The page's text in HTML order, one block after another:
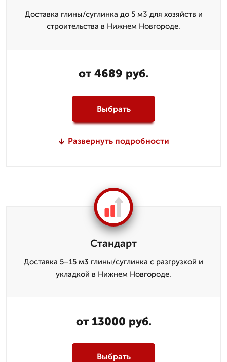
Доставка глины/суглинка до 5 м3 для хозяйств и
строительства в Нижнем Новгороде.
от 4689 руб.
Выбрать
Развернуть подробности
Стандарт
Доставка 5–15 м3 глины/суглинка с разгрузкой и
укладкой в Нижнем Новгороде.
от 13000 руб.
Выбрать